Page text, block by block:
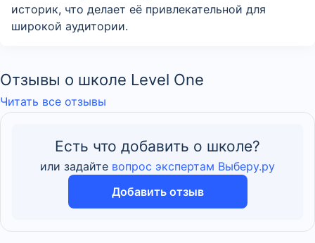
историк, что делает её привлекательной для
широкой аудитории.
Отзывы о школе Level One
Читать все отзывы
Есть что добавить о школе?
или задайте вопрос экспертам Выберу.ру
Добавить отзыв